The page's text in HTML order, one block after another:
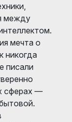
между
мечта о
никогда
писали
сферах —